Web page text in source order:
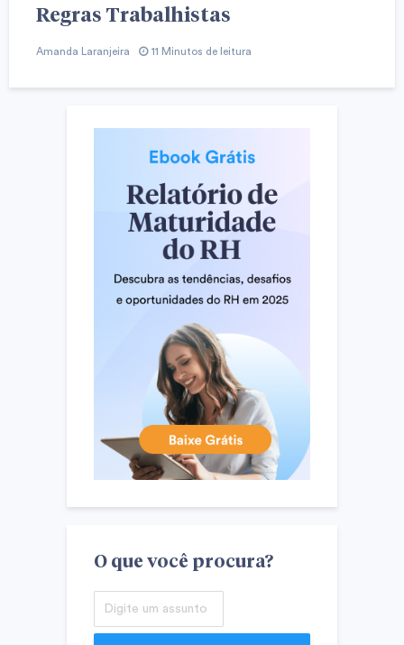
Regras Trabalhistas
Amanda Laranjeira 11 Minutos de leitura
O que você procura?